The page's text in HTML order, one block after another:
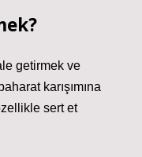
getirmek ve
karışımına
sert et